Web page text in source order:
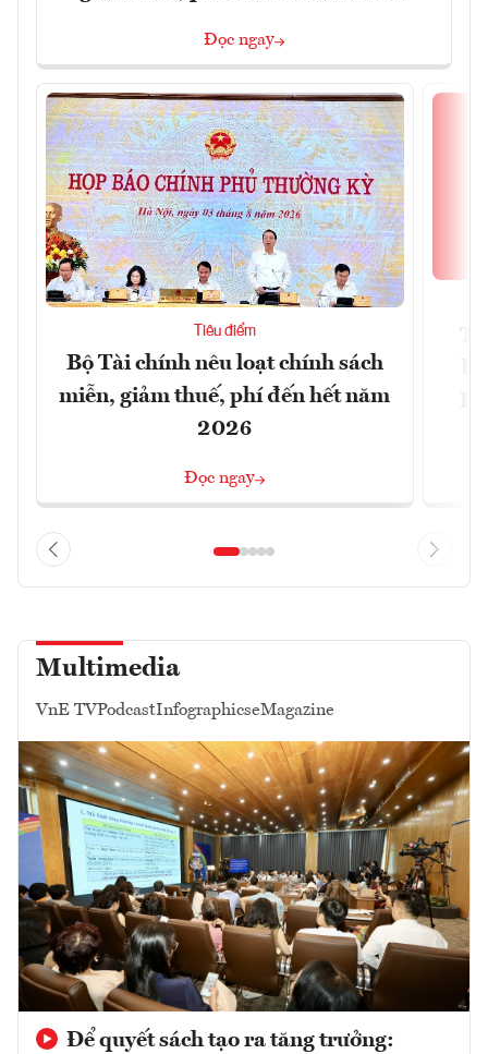
Đọc ngay
Tiêu điểm
Bộ Tài chính nêu loạt chính sách
miễn, giảm thuế, phí đến hết năm
2026
Đọc ngay
Multimedia
VnE TVPodcastInfographicseMagazine
Để quyết sách tạo ra tăng trưởng: